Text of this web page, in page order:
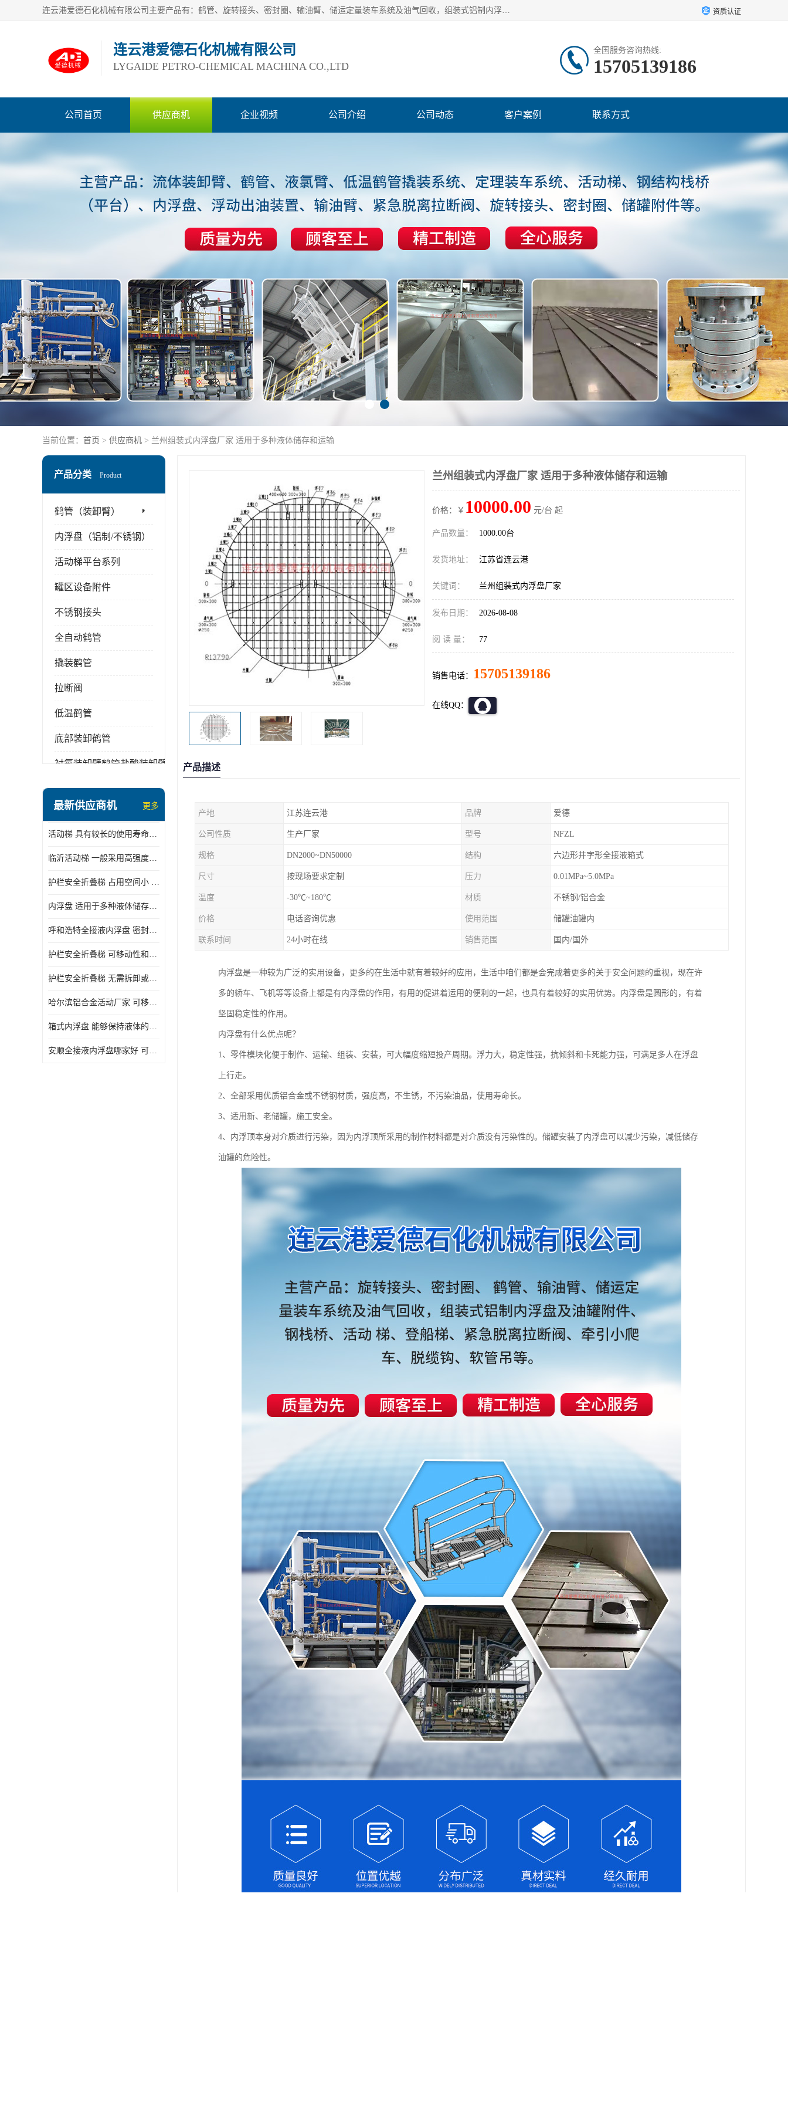
连云港爱德石化机械有限公司主要产品有：鹤管、旋转接头、密封圈、输油臂、储运定量装车系统及油气回收，组装式铝制内浮盘及油罐附件、钢结构栈桥/平台、活动梯、紧急脱离拉断阀等。完备的制造和检测手段以及高素质的员工确保了产品的质量。 资质认证
连云港爱德石化机械有限公司
LYGAIDE PETRO-CHEMICAL MACHINA CO.,LTD
全国服务咨询热线:
15705139186
公司首页 供应商机 企业视频 公司介绍 公司动态 客户案例 联系方式
当前位置： 首页 > 供应商机 > 兰州组装式内浮盘厂家 适用于多种液体储存和运输
产品分类 Product
鹤管（装卸臂）
内浮盘（铝制/不锈钢）
活动梯平台系列
罐区设备附件
不锈钢接头
全自动鹤管
撬装鹤管
拉断阀
低温鹤管
底部装卸鹤管
衬氟装卸臂鹤管盐酸装卸臂
顶部装卸车鹤管
液氨液化气鹤管
定量装车系统
最新供应商机 更多
活动梯 具有较长的使用寿命和耐用性 一般采用高强度材料制造
临沂活动梯 一般采用高强度材料制造 可以用于多种不同的任务
护栏安全折叠梯 占用空间小 方便存放和搬运
内浮盘 适用于多种液体储存和运输 能够降低运输成本和维护成本
呼和浩特全接液内浮盘 密封性能好 有效保护液体质量
护栏安全折叠梯 可移动性和安全性较高 占用空间小
护栏安全折叠梯 无需拆卸或重新安装 占用空间小
哈尔滨铝合金活动厂家 可移动性和安全性较高 占用空间小
箱式内浮盘 能够保持液体的密闭状态 适用于多种液体储存和运输
安顺全接液内浮盘哪家好 可以自动上下浮动 密封性能好
兰州组装式内浮盘厂家 适用于多种液体储存和运输
价格：￥ 10000.00 元/台 起
产品数量： 1000.00台
发货地址： 江苏省连云港
关键词： 兰州组装式内浮盘厂家
发布日期： 2026-08-08
阅 读 量： 77
销售电话： 15705139186
在线QQ：
产品描述
产地 江苏连云港 品牌 爱德
公司性质 生产厂家 型号 NFZL
规格 DN2000~DN50000 结构 六边形井字形全接液箱式
尺寸 按现场要求定制 压力 0.01MPa~5.0MPa
温度 -30℃~180℃ 材质 不锈钢/铝合金
价格 电话咨询优惠 使用范围 储罐油罐内
联系时间 24小时在线 销售范围 国内/国外
内浮盘是一种较为广泛的实用设备，更多的在生活中就有着较好的应用，生活中咱们都是会完成着更多的关于安全问题的重视，现在许
多的轿车、飞机等等设备上都是有内浮盘的作用，有用的促进着运用的便利的一起，也具有着较好的实用优势。内浮盘是圆形的，有着
坚固稳定性的作用。
内浮盘有什么优点呢？
1、零件模块化便于制作、运输、组装、安装，可大幅度缩短投产周期。浮力大，稳定性强，抗倾斜和卡死能力强，可满足多人在浮盘
上行走。
2、全部采用优质铝合金或不锈钢材质，强度高，不生锈，不污染油品，使用寿命长。
3、适用新、老储罐，施工安全。
4、内浮顶本身对介质进行污染，因为内浮顶所采用的制作材料都是对介质没有污染性的。储罐安装了内浮盘可以减少污染，减低储存
油罐的危险性。